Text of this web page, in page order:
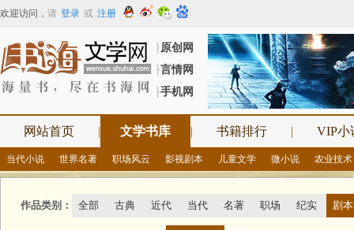
欢迎访问 ， 请 登录 或 注册
┠原创网
┠言情网
┠手机网
网站首页 | 文学书库 | 书籍排行 | VIP小
当代小说 世界名著 职场风云 影视剧本 儿童文学 微小说 农业技术
作品类别： 全部 古典 近代 当代 名著 职场 纪实 剧本